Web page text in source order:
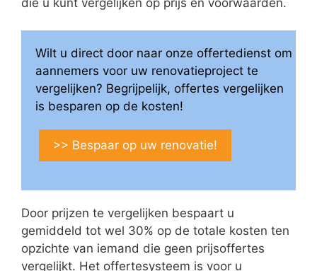
die u kunt vergelijken op prijs en voorwaarden.
Wilt u direct door naar onze offertedienst om
aannemers voor uw renovatieproject te
vergelijken? Begrijpelijk, offertes vergelijken
is besparen op de kosten!
>> Bespaar op uw renovatie!
Door prijzen te vergelijken bespaart u
gemiddeld tot wel 30% op de totale kosten ten
opzichte van iemand die geen prijsoffertes
vergelijkt. Het offertesysteem is voor u